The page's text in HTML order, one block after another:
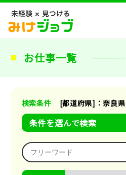
お仕事一覧
検索条件 [都道府県]：奈良県
条件を選んで検索